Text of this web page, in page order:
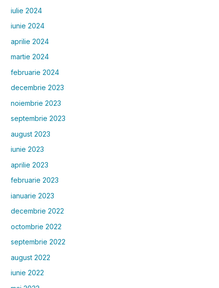
iulie 2024
iunie 2024
aprilie 2024
martie 2024
februarie 2024
decembrie 2023
noiembrie 2023
septembrie 2023
august 2023
iunie 2023
aprilie 2023
februarie 2023
ianuarie 2023
decembrie 2022
octombrie 2022
septembrie 2022
august 2022
iunie 2022